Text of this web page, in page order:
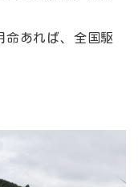
命あれば、全国駆